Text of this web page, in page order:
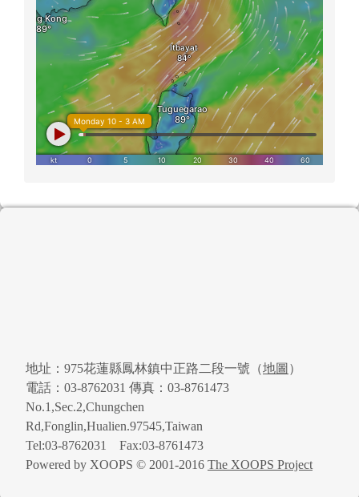
地址：975花蓮縣鳳林鎮中正路二段一號（地圖 ）
電話：03-8762031 傳真：03-8761473
No.1,Sec.2,Chungchen
Rd,Fonglin,Hualien.97545,Taiwan
Tel:03-8762031 Fax:03-8761473
Powered by XOOPS © 2001-2016 The XOOPS Project